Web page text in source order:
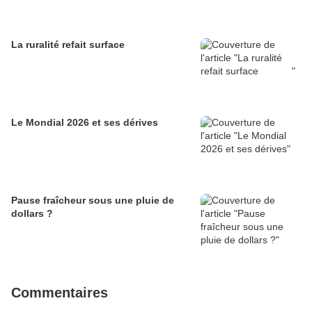
Le Mondial 2026 et ses dérives
Pause fraîcheur sous une pluie de
dollars ?
Commentaires